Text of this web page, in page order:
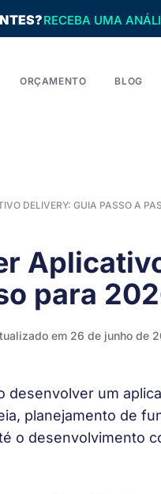
RECEBA UMA
ORÇAMENTO BLOG
DELIVERY: GUIA PASSO A
para
em 26 de junho de
desenvolver um
planejamento de
o desenvolvimento